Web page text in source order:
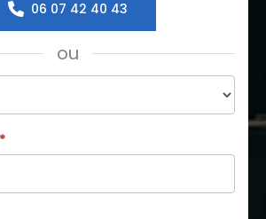
06 07 42 40 43
ou
*